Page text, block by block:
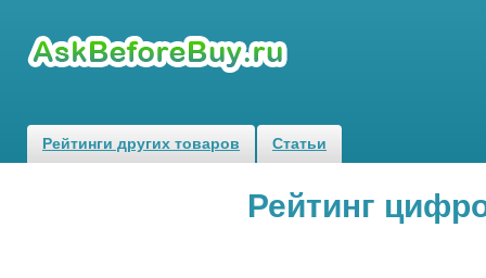
Рейтинги других товаров Статьи
Рейтинг